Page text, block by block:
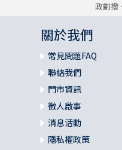
政劃撥
關於我們
常見問題FAQ
聯絡我們
門市資訊
徵人啟事
消息活動
隱私權政策